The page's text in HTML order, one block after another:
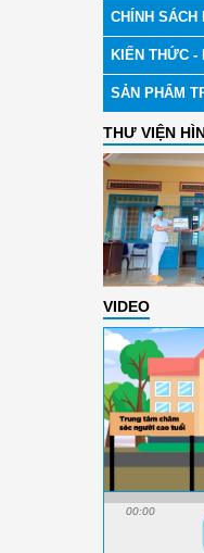
CHÍNH SÁCH
KIẾN THỨC -
SẢN PHẨM
THƯ VIỆN
VIDEO
00:00